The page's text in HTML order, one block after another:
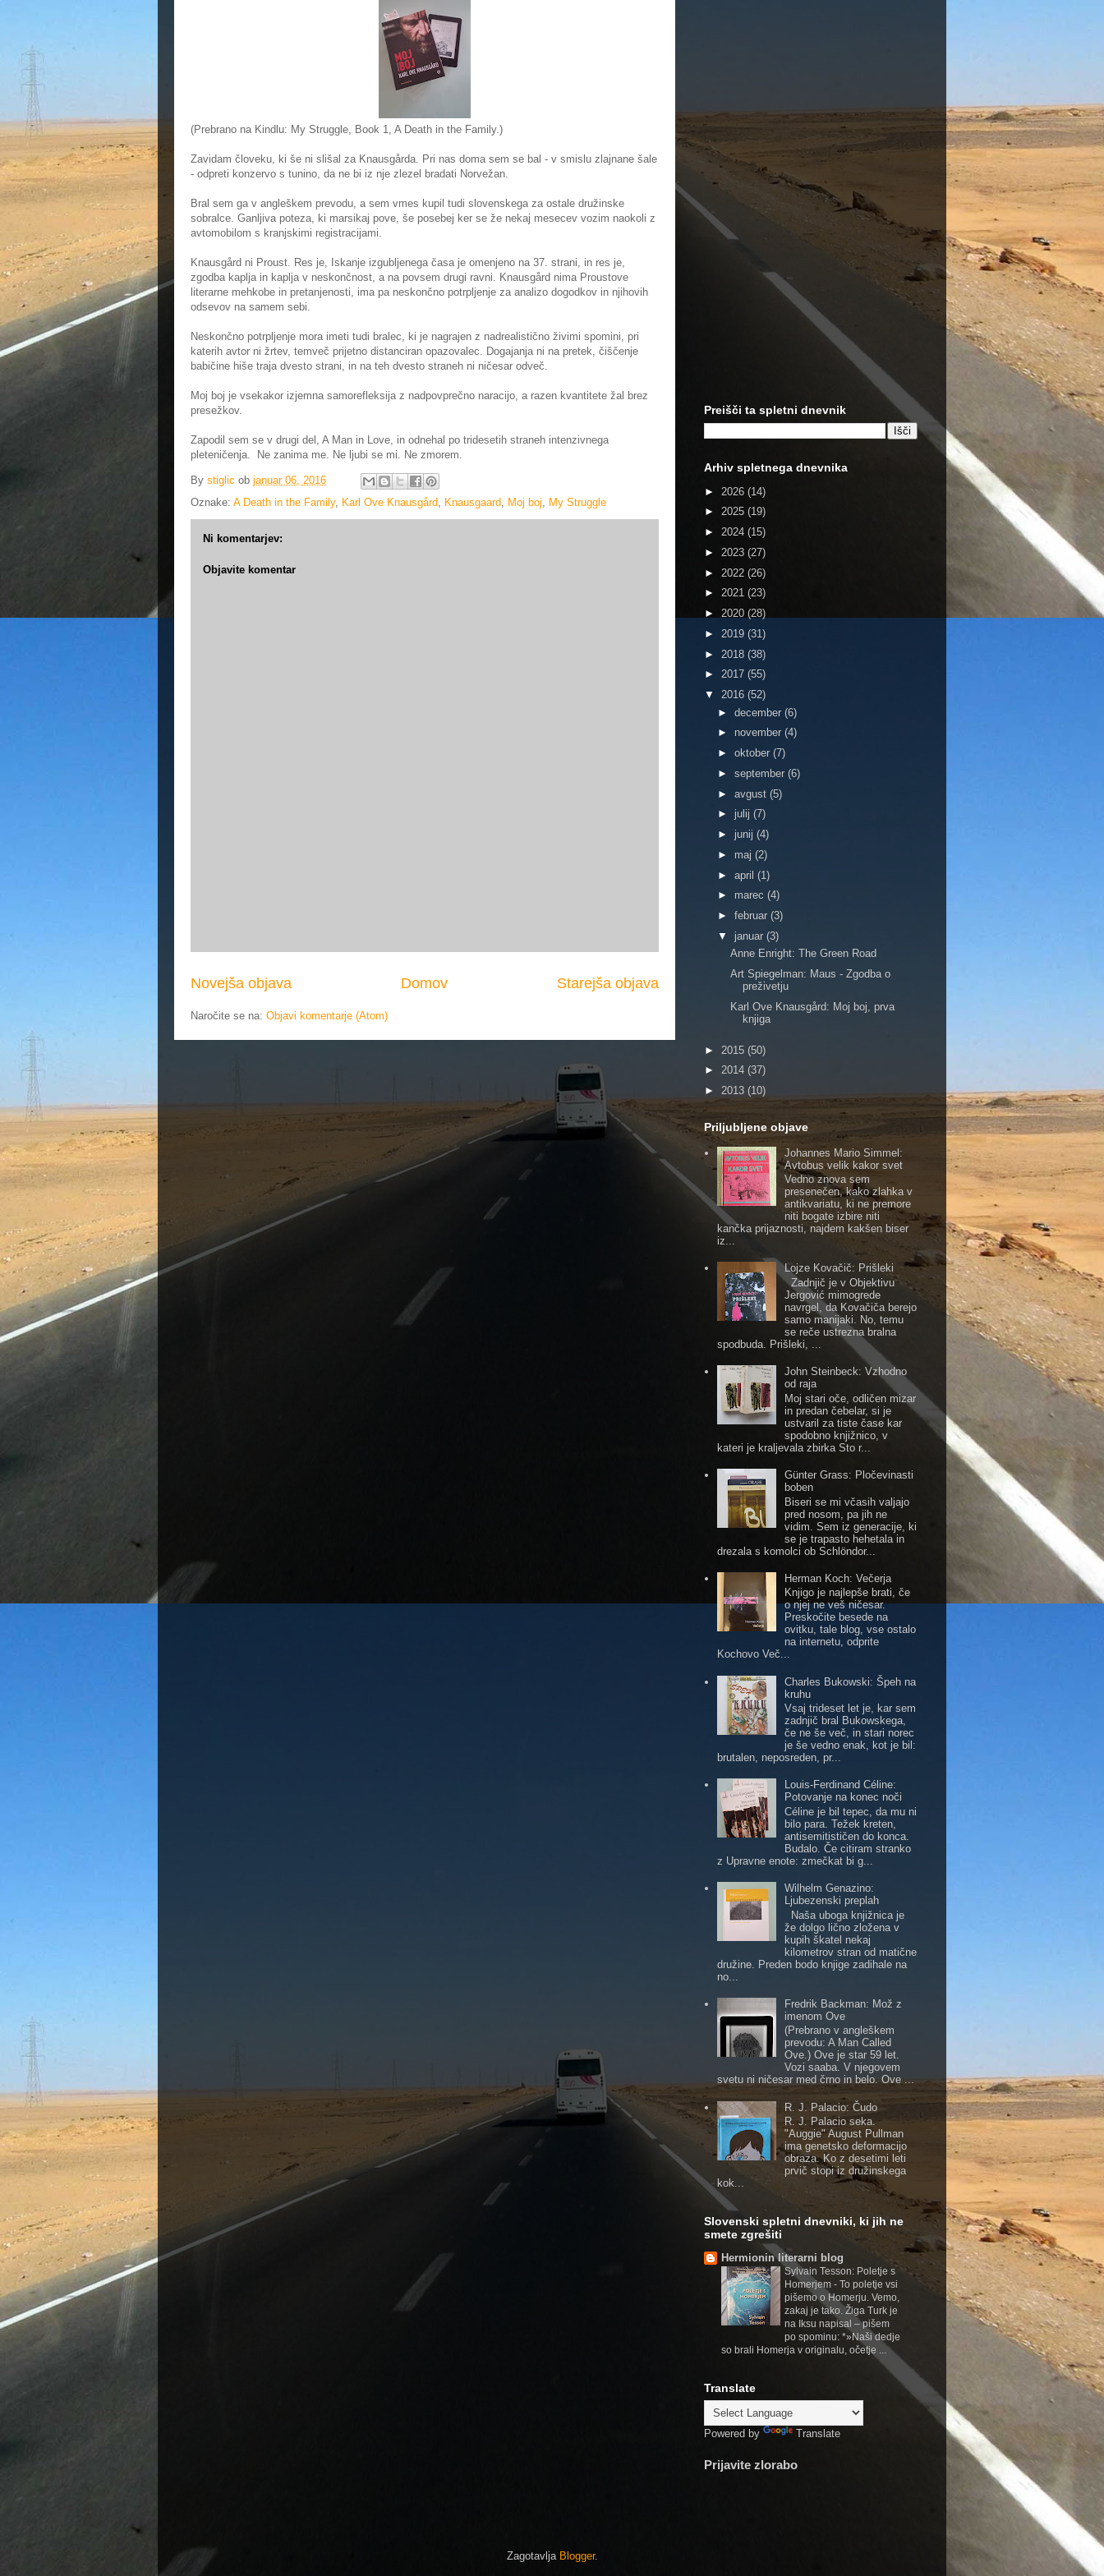
(Prebrano na Kindlu: My Struggle, Book 1, A Death in the Family.)
Zavidam človeku, ki še ni slišal za Knausgårda. Pri nas doma sem se bal - v smislu zlajnane šale
- odpreti konzervo s tunino, da ne bi iz nje zlezel bradati Norvežan.
Bral sem ga v angleškem prevodu, a sem vmes kupil tudi slovenskega za ostale družinske
sobralce. Ganljiva poteza, ki marsikaj pove, še posebej ker se že nekaj mesecev vozim naokoli z
avtomobilom s kranjskimi registracijami.
Knausgård ni Proust. Res je, Iskanje izgubljenega časa je omenjeno na 37. strani, in res je,
zgodba kaplja in kaplja v neskončnost, a na povsem drugi ravni. Knausgård nima Proustove
literarne mehkobe in pretanjenosti, ima pa neskončno potrpljenje za analizo dogodkov in njihovih
odsevov na samem sebi.
Neskončno potrpljenje mora imeti tudi bralec, ki je nagrajen z nadrealistično živimi spomini, pri
katerih avtor ni žrtev, temveč prijetno distanciran opazovalec. Dogajanja ni na pretek, čiščenje
babičine hiše traja dvesto strani, in na teh dvesto straneh ni ničesar odveč.
Moj boj je vsekakor izjemna samorefleksija z nadpovprečno naracijo, a razen kvantitete žal brez
presežkov.
Zapodil sem se v drugi del, A Man in Love, in odnehal po tridesetih straneh intenzivnega
pleteničenja. Ne zanima me. Ne ljubi se mi. Ne zmorem.
By stiglic ob januar 06, 2016
Oznake: A Death in the Family, Karl Ove Knausgård, Knausgaard, Moj boj, My Struggle
Ni komentarjev:
Objavite komentar
Novejša objava Starejša objava
Domov
Naročite se na: Objavi komentarje (Atom)
Preišči ta spletni dnevnik
Arhiv spletnega dnevnika
► 2026 (14)
► 2025 (19)
► 2024 (15)
► 2023 (27)
► 2022 (26)
► 2021 (23)
► 2020 (28)
► 2019 (31)
► 2018 (38)
► 2017 (55)
▼ 2016 (52)
► december (6)
► november (4)
► oktober (7)
► september (6)
► avgust (5)
► julij (7)
► junij (4)
► maj (2)
► april (1)
► marec (4)
► februar (3)
▼ januar (3)
Anne Enright: The Green Road
Art Spiegelman: Maus - Zgodba o
preživetju
Karl Ove Knausgård: Moj boj, prva
knjiga
► 2015 (50)
► 2014 (37)
► 2013 (10)
Priljubljene objave
Johannes Mario Simmel:
Avtobus velik kakor svet
Vedno znova sem
presenečen, kako zlahka v
antikvariatu, ki ne premore
niti bogate izbire niti
kančka prijaznosti, najdem kakšen biser
iz...
Lojze Kovačič: Prišleki
Zadnjič je v Objektivu
Jergović mimogrede
navrgel, da Kovačiča berejo
samo manijaki. No, temu
se reče ustrezna bralna
spodbuda. Prišleki, ...
John Steinbeck: Vzhodno
od raja
Moj stari oče, odličen mizar
in predan čebelar, si je
ustvaril za tiste čase kar
spodobno knjižnico, v
kateri je kraljevala zbirka Sto r...
Günter Grass: Pločevinasti
boben
Biseri se mi včasih valjajo
pred nosom, pa jih ne
vidim. Sem iz generacije, ki
se je trapasto hehetala in
drezala s komolci ob Schlöndor...
Herman Koch: Večerja
Knjigo je najlepše brati, če
o njej ne veš ničesar.
Preskočite besede na
ovitku, tale blog, vse ostalo
na internetu, odprite
Kochovo Več...
Charles Bukowski: Špeh na
kruhu
Vsaj trideset let je, kar sem
zadnjič bral Bukowskega,
če ne še več, in stari norec
je še vedno enak, kot je bil:
brutalen, neposreden, pr...
Louis-Ferdinand Céline:
Potovanje na konec noči
Céline je bil tepec, da mu ni
bilo para. Težek kreten,
antisemitističen do konca.
Budalo. Če citiram stranko
z Upravne enote: zmečkat bi g...
Wilhelm Genazino:
Ljubezenski preplah
Naša uboga knjižnica je
že dolgo lično zložena v
kupih škatel nekaj
kilometrov stran od matične
družine. Preden bodo knjige zadihale na
no...
Fredrik Backman: Mož z
imenom Ove
(Prebrano v angleškem
prevodu: A Man Called
Ove.) Ove je star 59 let.
Vozi saaba. V njegovem
svetu ni ničesar med črno in belo. Ove ...
R. J. Palacio: Čudo
R. J. Palacio seka.
"Auggie" August Pullman
ima genetsko deformacijo
obraza. Ko z desetimi leti
prvič stopi iz družinskega
kok...
Slovenski spletni dnevniki, ki jih ne
smete zgrešiti
Hermionin literarni blog
Sylvain Tesson: Poletje s
Homerjem - To poletje vsi
pišemo o Homerju. Vemo,
zakaj je tako. Žiga Turk je
na Iksu napisal – pišem
po spominu: *»Naši dedje
so brali Homerja v originalu, očetje ...
Translate
Powered by Translate
Prijavite zlorabo
Zagotavlja Blogger.